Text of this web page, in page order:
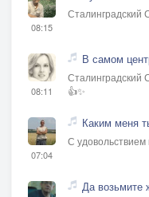
08:15
Сталинградский
08:11
В самом
Сталинградский
👍✨
07:04
Каким меня
С
Да возьмите